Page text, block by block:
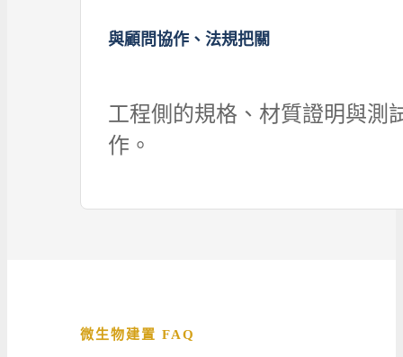
與顧問協作、法規把關
工程側的規格、材質證明與測
作。
微生物建置 FAQ